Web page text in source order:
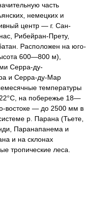
часть
немецких и
центр — г. Сан-
Рибейран-Прету,
Расположен на юго-
600—800 м),
Серра-ду-
и Серра-ду-Мар
температуры
на побережье 18—
востоке — до 2500 мм в
р. Парана (Тьете,
Паранапанема и
и на склонах
тропические леса.